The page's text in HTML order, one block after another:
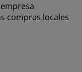
compras locales